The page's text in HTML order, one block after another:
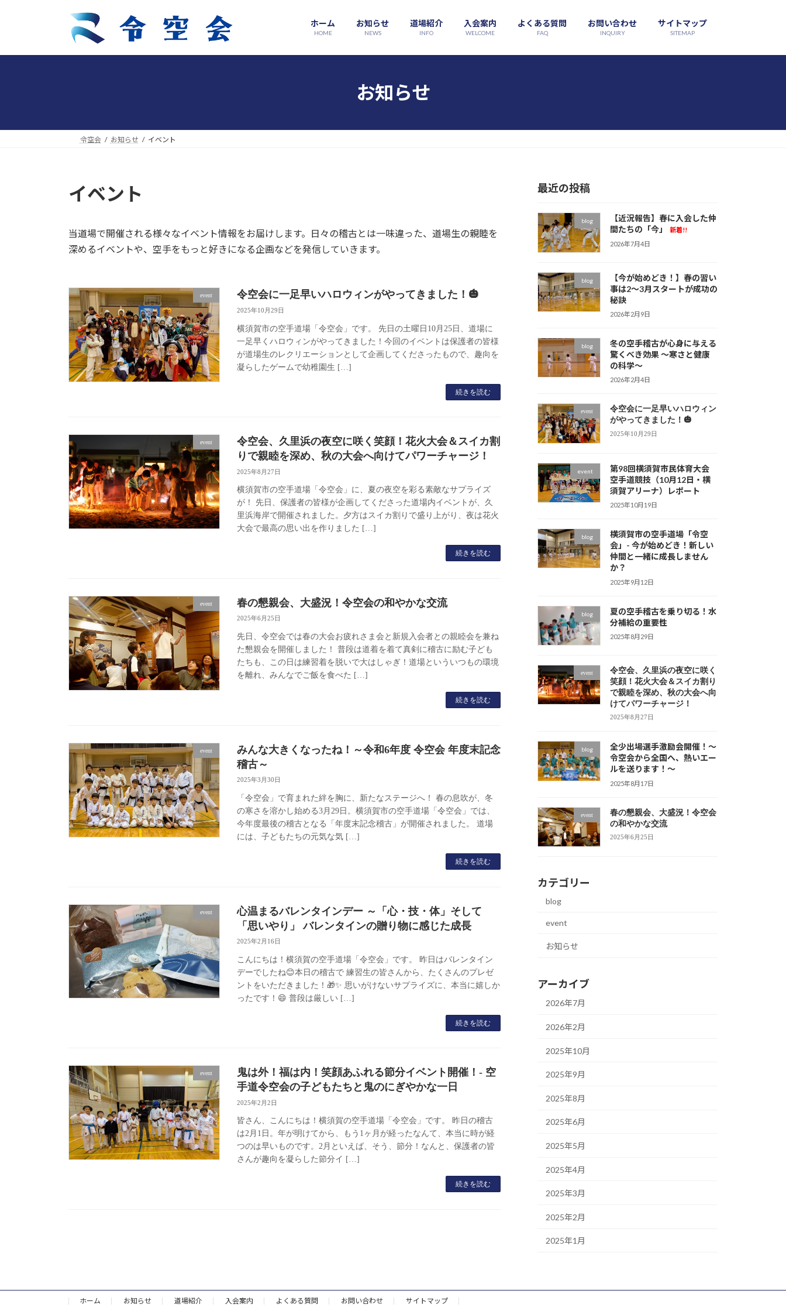
プ
動
ホーム
HOME
お知らせ
NEWS
道場紹介
INFO
入会案内
WELCOME
よくある質問
FAQ
お問い合わせ
INQUIRY
サイトマップ
SITEMAP
お知らせ
令空会 お知らせ イベント
イベント
当道場で開催される様々なイベント情報をお届けします。日々の稽古とは一味違った、道場生の親睦を
深めるイベントや、空手をもっと好きになる企画などを発信していきます。
event 令空会に一足早いハロウィンがやってきました！🎃
2025年10月29日
横須賀市の空手道場「令空会」です。 先日の土曜日10月25日、道場に
一足早くハロウィンがやってきました！今回のイベントは保護者の皆様
が道場生のレクリエーションとして企画してくださったもので、趣向を
凝らしたゲームで幼稚園生 […]
続きを読む
event
令空会、久里浜の夜空に咲く笑顔！花火大会＆スイカ割
りで親睦を深め、秋の大会へ向けてパワーチャージ！
2025年8月27日
横須賀市の空手道場「令空会」に、夏の夜空を彩る素敵なサプライズ
が！ 先日、保護者の皆様が企画してくださった道場内イベントが、久
里浜海岸で開催されました。夕方はスイカ割りで盛り上がり、夜は花火
大会で最高の思い出を作りました […]
続きを読む
event 春の懇親会、大盛況！令空会の和やかな交流
2025年6月25日
先日、令空会では春の大会お疲れさま会と新規入会者との親睦会を兼ね
た懇親会を開催しました！ 普段は道着を着て真剣に稽古に励む子ども
たちも、この日は練習着を脱いで大はしゃぎ！道場といういつもの環境
を離れ、みんなでご飯を食べた […]
続きを読む
event
みんな大きくなったね！～令和6年度 令空会 年度末記念
稽古～
2025年3月30日
「令空会」で育まれた絆を胸に、新たなステージへ！ 春の息吹が、冬
の寒さを溶かし始める3月29日。横須賀市の空手道場「令空会」では、
今年度最後の稽古となる「年度末記念稽古」が開催されました。 道場
には、子どもたちの元気な気 […]
続きを読む
event
心温まるバレンタインデー ～「心・技・体」そして
「思いやり」 バレンタインの贈り物に感じた成長
2025年2月16日
こんにちは！横須賀の空手道場「令空会」です。 昨日はバレンタイン
デーでしたね😊本日の稽古で 練習生の皆さんから、たくさんのプレゼ
ントをいただきました！🎁✨ 思いがけないサプライズに、本当に嬉しか
ったです！😄 普段は厳しい […]
続きを読む
event
鬼は外！福は内！笑顔あふれる節分イベント開催！- 空
手道令空会の子どもたちと鬼のにぎやかな一日
2025年2月2日
皆さん、こんにちは！横須賀の空手道場「令空会」です。 昨日の稽古
は2月1日。年が明けてから、もう1ヶ月が経ったなんて、本当に時が経
つのは早いものです。2月といえば、そう、節分！なんと、保護者の皆
さんが趣向を凝らした節分イ […]
続きを読む
最近の投稿
blog
【近況報告】春に入会した仲
間たちの「今」
新着!!
2026年7月4日
blog
【今が始めどき！】春の習い
事は2〜3月スタートが成功の
秘訣
2026年2月9日
blog
冬の空手稽古が心身に与える
驚くべき効果 〜寒さと健康
の科学〜
2026年2月4日
event
令空会に一足早いハロウィン
がやってきました！🎃
2025年10月29日
event
第98回横須賀市民体育大会
空手道競技（10月12日・横
須賀アリーナ）レポート
2025年10月19日
blog
横須賀市の空手道場「令空
会」- 今が始めどき！新しい
仲間と一緒に成長しません
か？
2025年9月12日
blog
夏の空手稽古を乗り切る！水
分補給の重要性
2025年8月29日
event
令空会、久里浜の夜空に咲く
笑顔！花火大会＆スイカ割り
で親睦を深め、秋の大会へ向
けてパワーチャージ！
2025年8月27日
blog
全少出場選手激励会開催！～
令空会から全国へ、熱いエー
ルを送ります！～
2025年8月17日
event
春の懇親会、大盛況！令空会
の和やかな交流
2025年6月25日
カテゴリー
blog
event
お知らせ
アーカイブ
2026年7月
2026年2月
2025年10月
2025年9月
2025年8月
2025年6月
2025年5月
2025年4月
2025年3月
2025年2月
2025年1月
ホーム お知らせ 道場紹介 入会案内 よくある質問 お問い合わせ サイトマップ